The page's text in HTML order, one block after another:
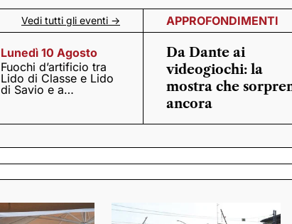
Vedi tutti gli eventi ->
Lunedì 10 Agosto
Fuochi d’artificio tra
Lido di Classe e Lido
di Savio e a
APPROFONDIMENTI
Da Dante ai
videogiochi: la
mostra che
ancora